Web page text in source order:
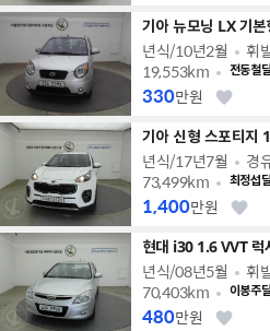
기아 뉴모닝 LX 기
년식/10년2월 휘
19,553km
전동철
330만원
기아 신형 스포티지
년식/17년7월 경
73,499km
최정섭
1,400만원
현대 i30 1.6 VVT 럭
년식/08년5월 휘
70,403km
이봉주
480만원